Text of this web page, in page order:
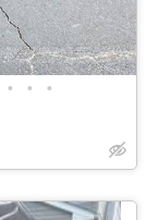
• • •